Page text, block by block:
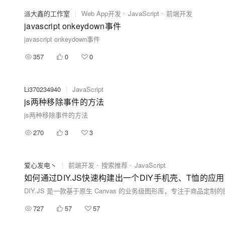
派大鑫的工作室 | Web App开发 JavaScript 前端开发
javascript onkeydown事件
javascript onkeydown事件
357
0 0
Li370234940 | JavaScript
js两种移除事件的方法
js两种移除事件的方法
270
3 3
爱心发电丶 | 前端开发 搜索推荐 JavaScript
如何通过DIY.JS快速构建出一个DIY手机壳、T恤的应
727 57 57